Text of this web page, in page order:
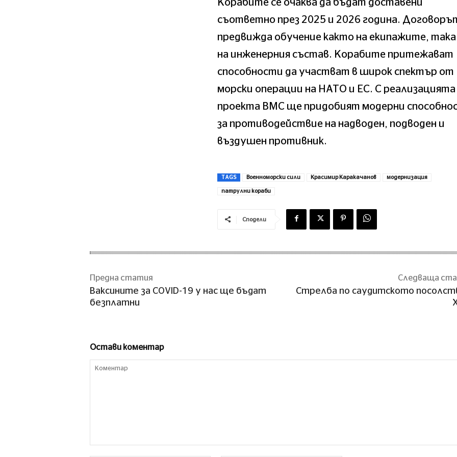
Корабите се очаква да бъдат доставени
съответно през 2025 и 2026 година.
предвижда обучение както на екипажите, така
на инженерния състав. Корабите притежават
способности да участват в широк спектър от
морски операции на НАТО и ЕС. С реализацията
проекта ВМС ще придобият модерни
за противодействие на надводен, подводен и
въздушен противник.
TAGS Военноморски сили Красимир Каракачанов модернизация
патрулни кораби
Сподели
Предна статия
Ваксините за COVID-19 у нас ще бъдат
безплатни
Следваща
Стрелба по саудитското
Остави коментар